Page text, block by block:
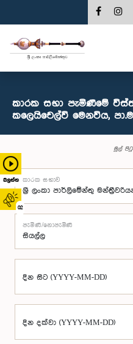
බලන්න
02
කාරක සභා පැමිණීමේ
කලෙයිචෙල්වි මෙනවිය,
මුල්
කාරක සභාව
පැමිණි/නොපැමිණි
දින සිට (YYYY-MM-DD)
දින දක්වා (YYYY-MM-DD)